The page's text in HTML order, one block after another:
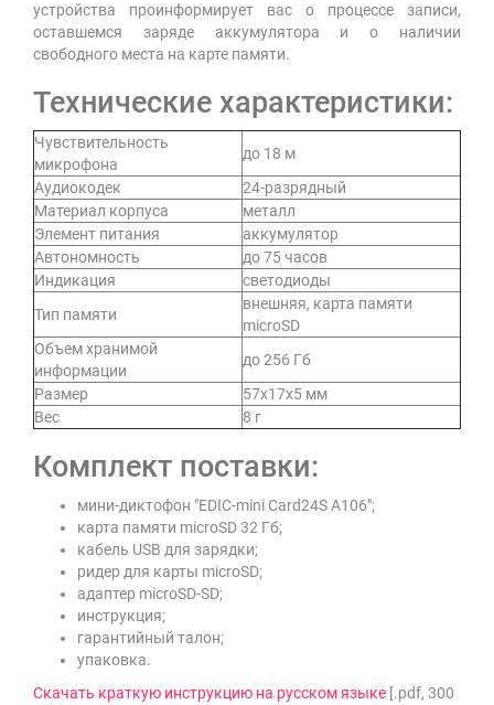
устройства проинформирует вас о процессе записи,
оставшемся заряде аккумулятора и о наличии
свободного места на карте памяти.
Технические характеристики:
Чувствительность
микрофона
до 18 м
Аудиокодек
24-разрядный
Материал корпуса
металл
Элемент питания
аккумулятор
Автономность
до 75 часов
Индикация
светодиоды
Тип памяти
внешняя, карта памяти
microSD
Объем хранимой
информации
до 256 Гб
Размер
57х17х5 мм
Вес
8 г
Комплект поставки:
мини-диктофон "EDIC-mini Card24S A106";
карта памяти microSD 32 Гб;
кабель USB для зарядки;
ридер для карты microSD;
адаптер microSD-SD;
инструкция;
гарантийный талон;
упаковка.
Скачать краткую инструкцию на русском языке [.pdf, 300